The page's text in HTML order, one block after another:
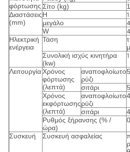
φόρτωσης Σίτο (kg)
Διαστάσεις
(mm)
H
μεγάλο
W
Ηλεκτρική
ενέργεια
Τάση
Συνολική ισχύς κινητήρα
(kw)
ΛειτουργίαΧρόνος
φόρτωσης
(λεπτά)
αναποφλοίωτο
ρύζι
σιτάρι
Χρόνος
εκφόρτωσης
(λεπτά)
αναποφλοίωτο
ρύζι
σιτάρι
Ρυθμός ξήρανσης (% /
ώρα)
Συσκευή Συσκευή ασφαλείας